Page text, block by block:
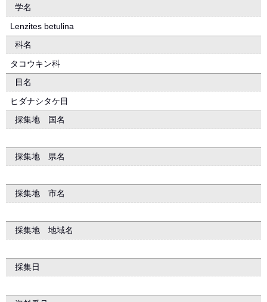
学名
Lenzites betulina
科名
タコウキン科
目名
ヒダナシタケ目
採集地 国名
採集地 県名
採集地 市名
採集地 地域名
採集日